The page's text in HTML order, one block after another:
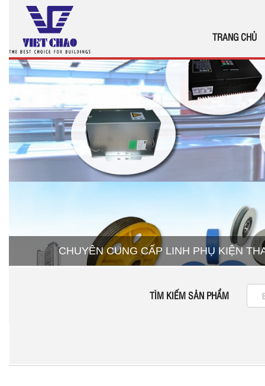
TRANG CHỦ
CHUYÊN CUNG CẤP LINH PHỤ KIỆN
TÌM KIẾM SẢN PHẨM